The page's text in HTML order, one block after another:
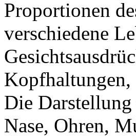
Proportionen
verschiedene
Kopfhaltungen,
Die
Nase, Ohren,